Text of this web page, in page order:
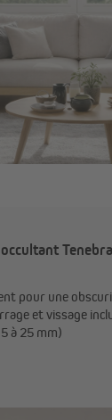
pour une
et vissage
à 25 mm)